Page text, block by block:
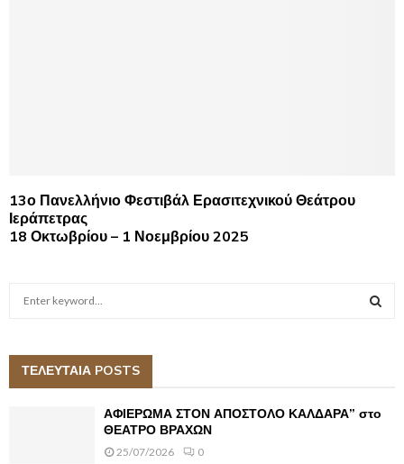
13ο Πανελλήνιο Φεστιβάλ Ερασιτεχνικού Θεάτρου
Ιεράπετρας
18 Οκτωβρίου – 1 Νοεμβρίου 2025
h
A
ΤΕΛΕΥΤΑΙΑ POSTS
ΑΦΙΕΡΩΜΑ ΣΤΟΝ ΑΠΟΣΤΟΛΟ ΚΑΛΔΑΡΑ” στο
ΘΕΑΤΡΟ ΒΡΑΧΩΝ
25/07/2026 0